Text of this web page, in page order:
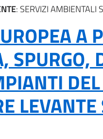
: SERVIZI AMBIENTALI
A
SPURGO,